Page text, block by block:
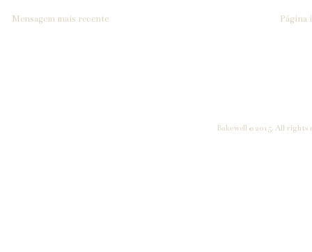
Mensagem mais recente Página
Bakewell © 2015. All rights